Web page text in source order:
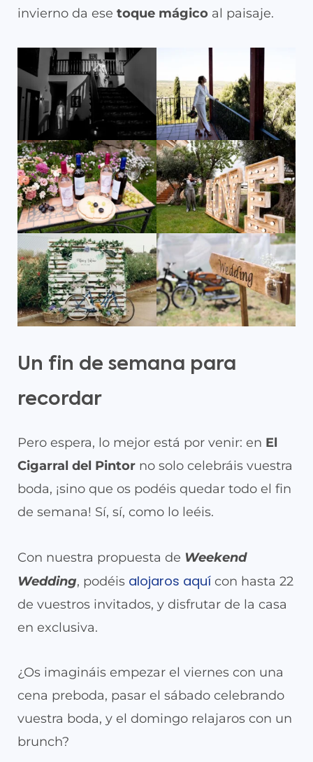
invierno da ese toque mágico al paisaje.
Un fin de semana para
recordar
Pero espera, lo mejor está por venir: en El
Cigarral del Pintor no solo celebráis vuestra
boda, ¡sino que os podéis quedar todo el fin
de semana! Sí, sí, como lo leéis.
Con nuestra propuesta de Weekend
Wedding, podéis alojaros aquí con hasta 22
de vuestros invitados, y disfrutar de la casa
en exclusiva.
¿Os imagináis empezar el viernes con una
cena preboda, pasar el sábado celebrando
vuestra boda, y el domingo relajaros con un
brunch?